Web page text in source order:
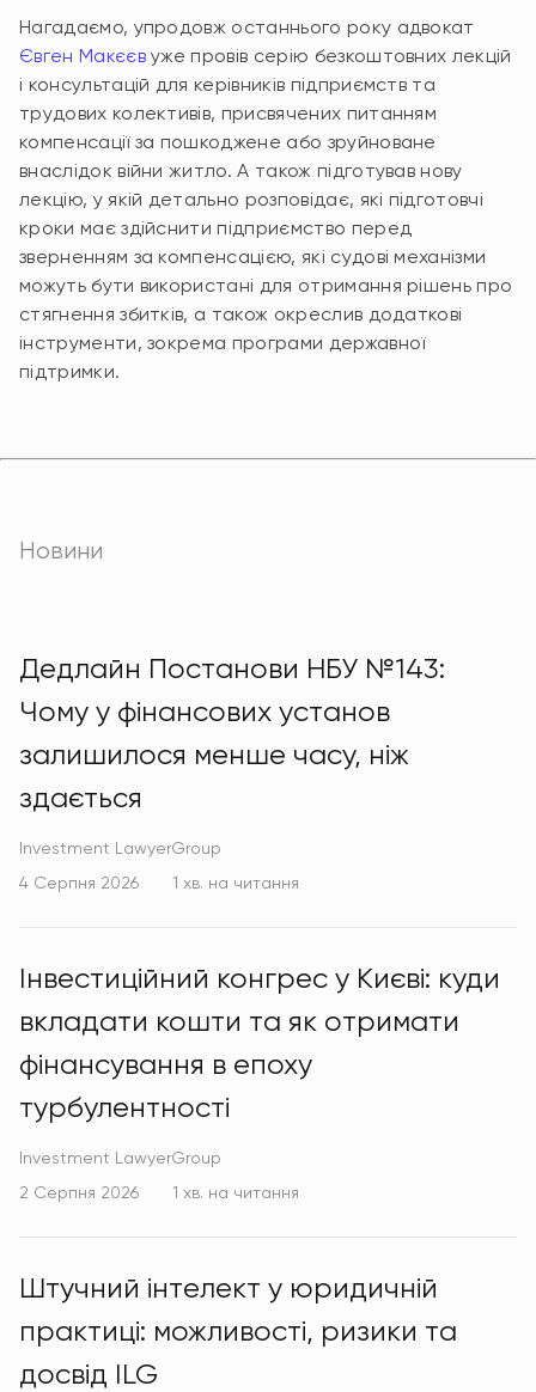
Нагадаємо, упродовж останнього року адвокат
Євген Макєєвуже провів серію безкоштовних лекцій
і консультацій для керівників підприємств та
трудових колективів, присвячених питанням
компенсації за пошкоджене або зруйноване
внаслідок війни житло. А також підготував нову
лекцію, у якій детально розповідає, які підготовчі
кроки має здійснити підприємство перед
зверненням за компенсацією, які судові механізми
можуть бути використані для отримання рішень про
стягнення збитків, а також окреслив додаткові
інструменти, зокрема програми державної
підтримки.
Новини
Дедлайн Постанови НБУ №143:
Чому у фінансових установ
залишилося менше часу, ніж
здається
Investment LawyerGroup
4 Серпня 2026
1 хв. на читання
Інвестиційний конгрес у Києві: куди
вкладати кошти та як отримати
фінансування в епоху
турбулентності
Investment LawyerGroup
2 Серпня 2026
1 хв. на читання
Штучний інтелект у юридичній
практиці: можливості, ризики та
досвід ILG